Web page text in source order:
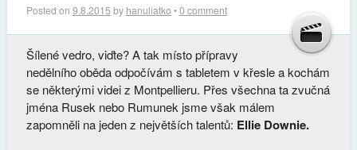
Posted on 9.8.2015 by hanuliatko •0 comment
Šílené vedro, viďte? A tak místo přípravy
nedělního oběda odpočívám s tabletem v křesle a kochám
se některými videi z Montpellieru. Přes všechna ta zvučná
jména Rusek nebo Rumunek jsme však málem
zapomněli na jeden z největších talentů: Ellie Downie.